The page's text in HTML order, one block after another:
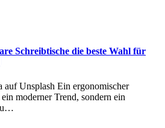
Schreibtische die beste Wahl für
Unsplash Ein ergonomischer
moderner Trend, sondern ein